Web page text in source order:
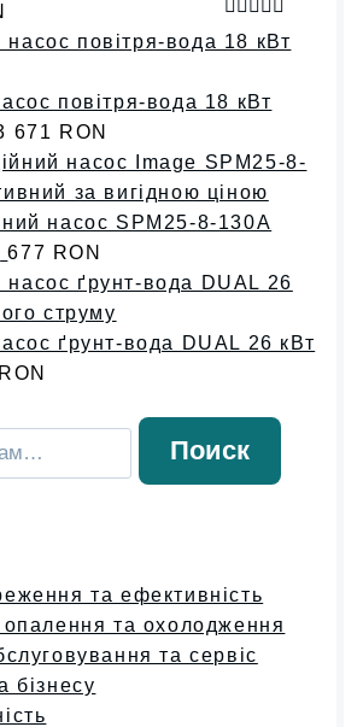
Оценка
5.00из 5
повітря-вода 18 кВт
671 RON
насос SPM25-8-130A
677 RON
ґрунт-вода DUAL 26 кВт
RON
Поиск
та ефективність
опалення та охолодження
та сервіс
бізнесу